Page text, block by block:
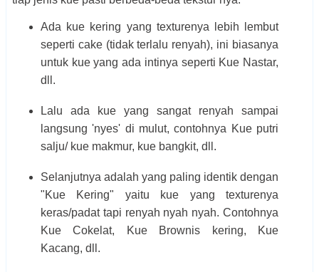
Ada kue kering yang texturenya lebih lembut
seperti cake (tidak terlalu renyah), ini biasanya
untuk kue yang ada intinya seperti Kue Nastar,
dll.
Lalu ada kue yang sangat renyah sampai
langsung 'nyes' di mulut, contohnya Kue putri
salju/ kue makmur, kue bangkit, dll.
Selanjutnya adalah yang paling identik dengan
"Kue Kering" yaitu kue yang texturenya
keras/padat tapi renyah nyah nyah. Contohnya
Kue Cokelat, Kue Brownis kering, Kue
Kacang, dll.